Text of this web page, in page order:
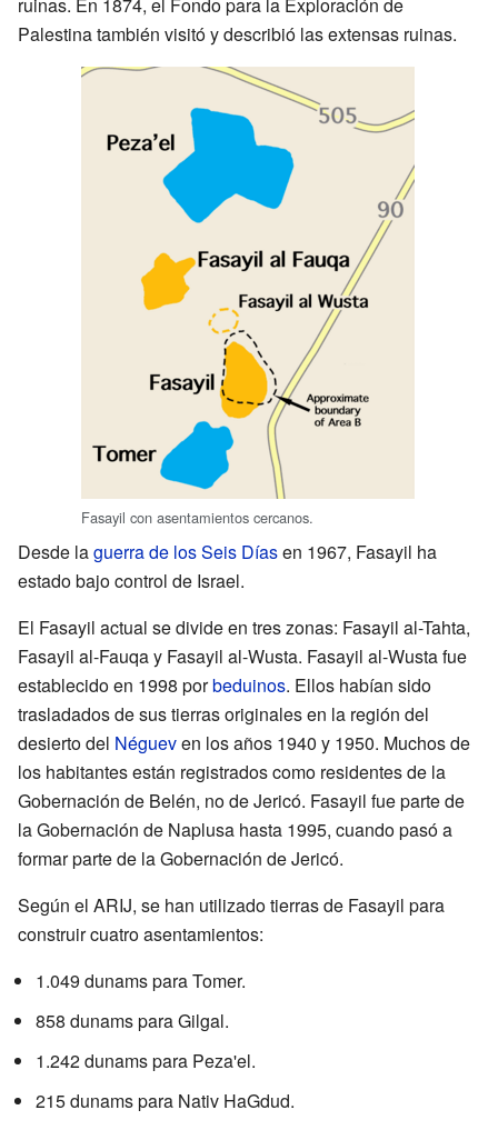
ruinas. En 1874, el Fondo para la Exploración de
Palestina también visitó y describió las extensas ruinas.
Fasayil con asentamientos cercanos.
Desde laguerra de los Seis Díasen 1967, Fasayil ha
estado bajo control de Israel.
El Fasayil actual se divide en tres zonas: Fasayil al-Tahta,
Fasayil al-Fauqa y Fasayil al-Wusta. Fasayil al-Wusta fue
establecido en 1998 porbeduinos. Ellos habían sido
trasladados de sus tierras originales en la región del
desierto del Négueven los años 1940 y 1950. Muchos de
los habitantes están registrados como residentes de la
Gobernación de Belén, no de Jericó. Fasayil fue parte de
la Gobernación de Naplusa hasta 1995, cuando pasó a
formar parte de la Gobernación de Jericó.
Según el ARIJ, se han utilizado tierras de Fasayil para
construir cuatro asentamientos:
1.049 dunams para Tomer.
858 dunams para Gilgal.
1.242 dunams para Peza'el.
215 dunams para Nativ HaGdud.